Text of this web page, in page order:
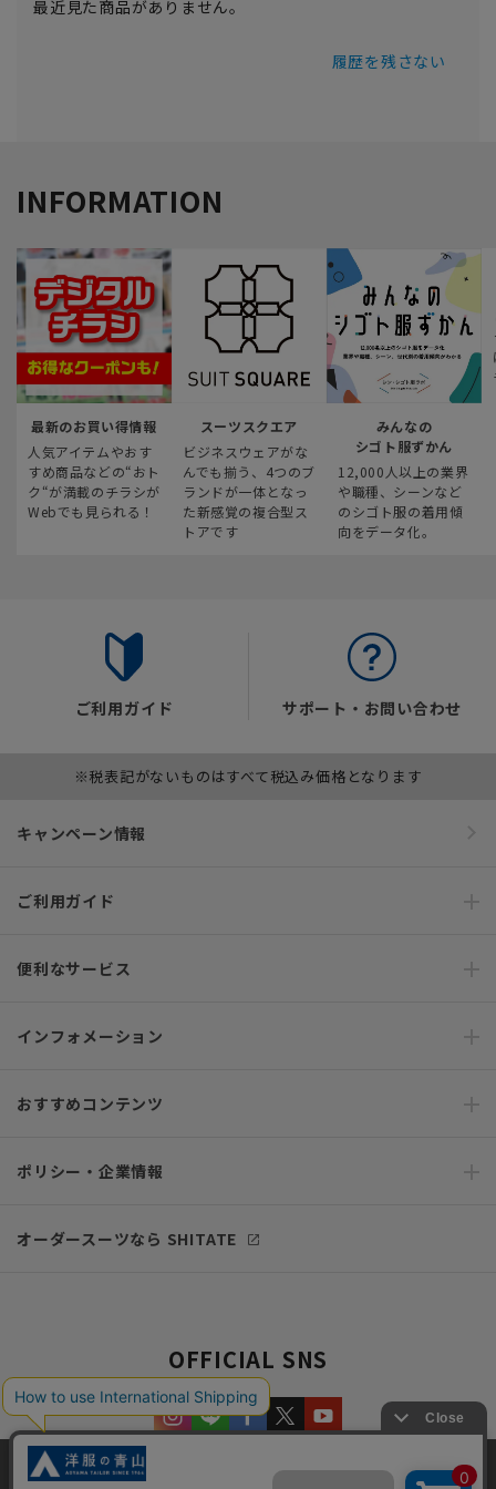
最近見た商品がありません。
履歴を残さない
INFORMATION
最新のお買い得情報
人気アイテムやおす
すめ商品などの“おト
ク“が満載のチラシが
Webでも見られる！
スーツスクエア
ビジネスウェアがな
んでも揃う、4つのブ
ランドが一体となっ
た新感覚の複合型ス
トアです
みんなの
シゴト服ずかん
12,000人以上の業界
や職種、シーンなど
のシゴト服の着用傾
向をデータ化。
ご利用ガイド サポート・お問い合わせ
※税表記がないものはすべて税込み価格となります
キャンペーン情報
ご利用ガイド
便利なサービス
インフォメーション
おすすめコンテンツ
ポリシー・企業情報
オーダースーツなら SHITATE
OFFICIAL SNS